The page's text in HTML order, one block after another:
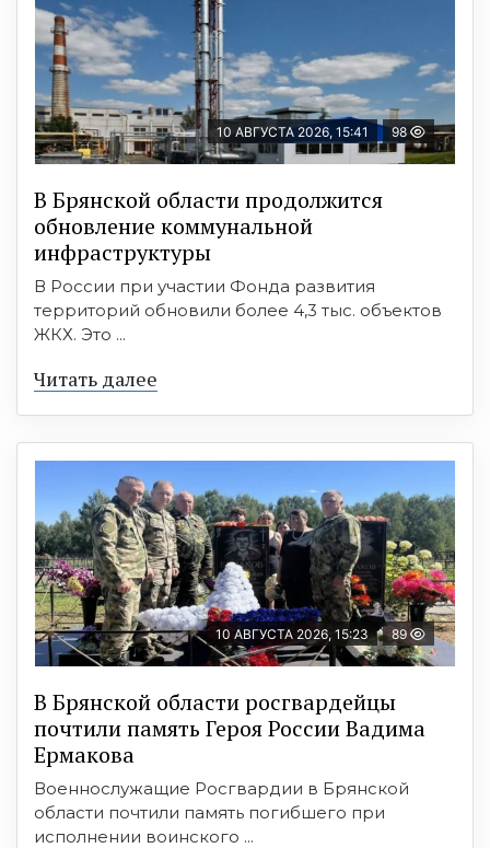
10 АВГУСТА 2026, 15:41 98
В Брянской области продолжится
обновление коммунальной
инфраструктуры
В России при участии Фонда развития
территорий обновили более 4,3 тыс. объектов
ЖКХ. Это ...
Читать далее
10 АВГУСТА 2026, 15:23 89
В Брянской области росгвардейцы
почтили память Героя России Вадима
Ермакова
Военнослужащие Росгвардии в Брянской
области почтили память погибшего при
исполнении воинского ...